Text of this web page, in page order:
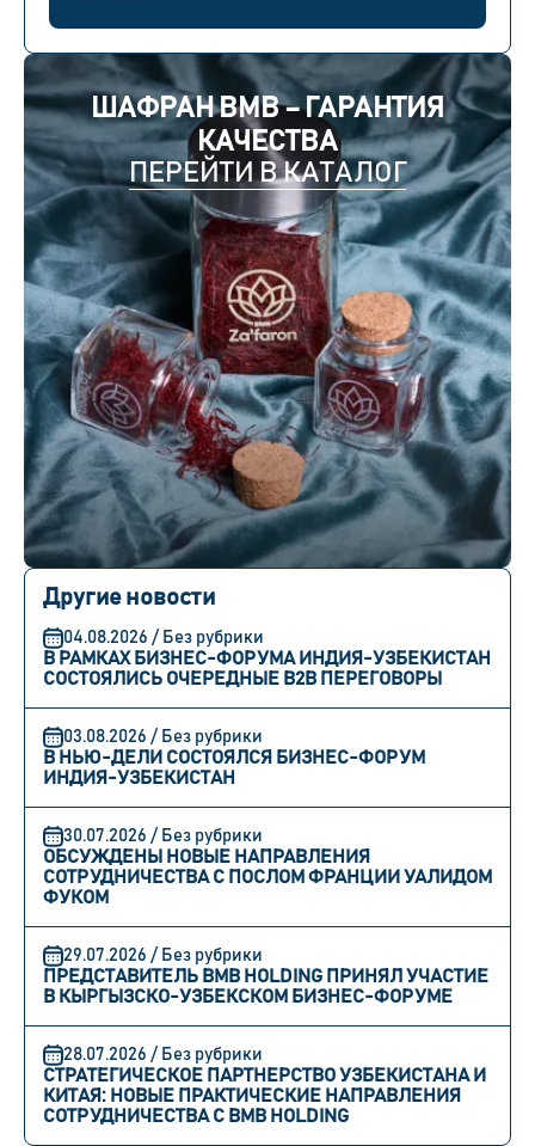
ШАФРАН BMB – ГАРАНТИЯ
КАЧЕСТВА
ПЕРЕЙТИ В КАТАЛОГ
Другие новости
04.08.2026 / Без рубрики
В РАМКАХ БИЗНЕС-ФОРУМА ИНДИЯ-УЗБЕКИСТАН
СОСТОЯЛИСЬ ОЧЕРЕДНЫЕ B2B ПЕРЕГОВОРЫ
03.08.2026 / Без рубрики
В НЬЮ-ДЕЛИ СОСТОЯЛСЯ БИЗНЕС-ФОРУМ
ИНДИЯ-УЗБЕКИСТАН
30.07.2026 / Без рубрики
ОБСУЖДЕНЫ НОВЫЕ НАПРАВЛЕНИЯ
СОТРУДНИЧЕСТВА С ПОСЛОМ ФРАНЦИИ УАЛИДОМ
ФУКОМ
29.07.2026 / Без рубрики
ПРЕДСТАВИТЕЛЬ BMB HOLDING ПРИНЯЛ УЧАСТИЕ
В КЫРГЫЗСКО-УЗБЕКСКОМ БИЗНЕС-ФОРУМЕ
28.07.2026 / Без рубрики
СТРАТЕГИЧЕСКОЕ ПАРТНЕРСТВО УЗБЕКИСТАНА И
КИТАЯ: НОВЫЕ ПРАКТИЧЕСКИЕ НАПРАВЛЕНИЯ
СОТРУДНИЧЕСТВА С BMB HOLDING